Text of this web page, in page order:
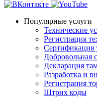
Популярные услуги
Технические
Регистрация
Сертификация
Добровольная
Декларация
Разработка и
Регистрация
Штрих коды